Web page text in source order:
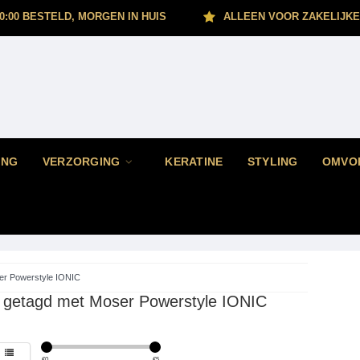
BESTELD, MORGEN IN HUIS ALLEEN VOOR
VERZORGING KERATINE STYLING
Powerstyle IONIC
met Moser Powerstyle IONIC